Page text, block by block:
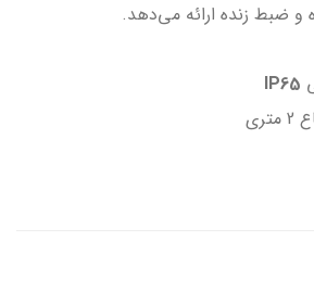
و ضبط زنده ارائه می‌دهد.
IP65